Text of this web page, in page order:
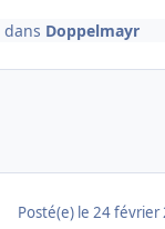
dans Doppelmayr
Posté(e) le 24 février